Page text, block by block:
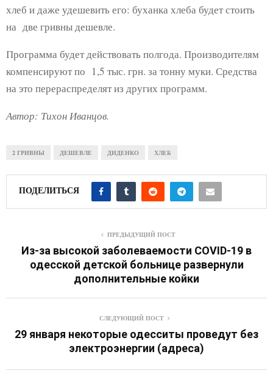
хлеб и даже удешевить его: буханка хлеба будет стоить
на две гривны дешевле.
Программа будет действовать полгода. Производителям
компенсируют по 1,5 тыс. грн. за тонну муки. Средства
на это перераспределят из других программ.
Автор: Тихон Иванцов.
2 ГРИВНЫ ДЕШЕВЛЕ ДИДЕНКО ХЛЕБ
ПОДЕЛИТЬСЯ
ПРЕДЫДУЩИЙ ПОСТ
Из-за высокой заболеваемости COVID-19 в
одесской детской больнице развернули
дополнительные койки
СЛЕДУЮЩИЙ ПОСТ
29 января некоторые одесситы проведут без
электроэнергии (адреса)